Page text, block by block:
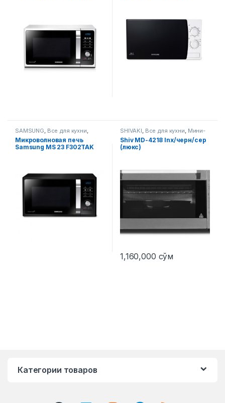
SAMSUNG, Все для кухни,
Микроволновые печи
Микроволновая печь
Samsung MS 23 F302TAK
SHIVAKI, Все для кухни, Мини-
печи
Shiv MD-4218 Inx/черн/сер
(люкс)
1,160,000 сўм
Категории товаров